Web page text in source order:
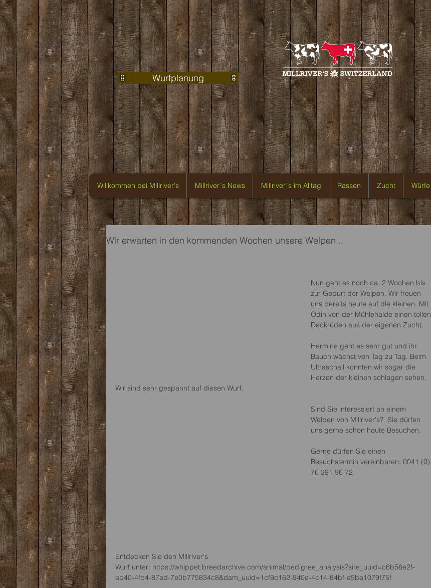
Wurfplanung
Willkommen bei Millriver's Millriver`s News Millriver`s im Alltag Rassen Zucht Würfe
Wir erwarten in den kommenden Wochen unsere Welpen...
Nun geht es noch ca. 2 Wochen bis
zur Geburt der Welpen. Wir freuen
uns bereits heute auf die kleinen. Mit
Odin von der Mühlehalde einen tollen
Deckrüden aus der eigenen Zucht.
Hermine geht es sehr gut und ihr
Bauch wächst von Tag zu Tag. Beim
Ultraschall konnten wir sogar die
Herzen der kleinen schlagen sehen.
Wir sind sehr gespannt auf diesen Wurf.
Sind Sie interessiert an einem
Welpen von Millriver's?  Sie dürfen
uns gerne schon heute Besuchen.
Gerne dürfen Sie einen
Besuchstermin vereinbaren: 0041 (0)
76 391 96 72
Entdecken Sie den Millriver's
Wurf unter: https://whippet.breedarchive.com/animal/pedigree_analysis?sire_uuid=c6b56e2f-
ab40-4fb4-87ad-7e0b775834c8&dam_uuid=1cf8c162-940e-4c14-84bf-e5ba1079f75f